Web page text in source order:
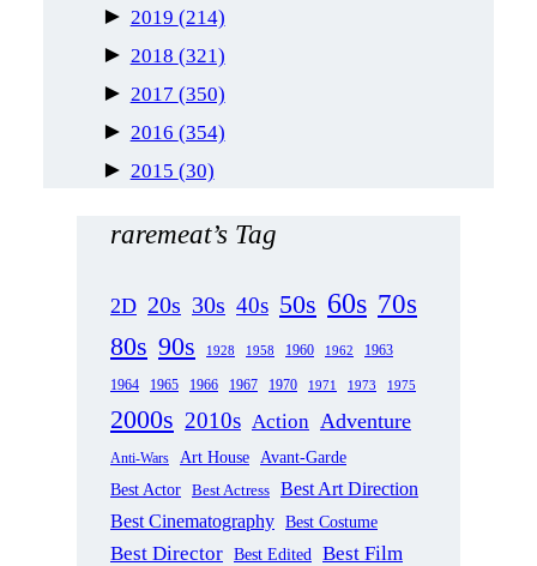
► 2019 (214)
► 2018 (321)
► 2017 (350)
► 2016 (354)
► 2015 (30)
raremeat’s Tag
2D 20s 30s 40s 50s 60s 70s
80s 90s 1928 1958 1960 1962 1963
1964 1965 1966 1967 1970 1971 1973 1975
2000s 2010s Action Adventure
Anti-Wars Art House
Avant-Garde
Best Actor Best Actress Best Art Direction
Best Cinematography Best Costume
Best Director Best Edited Best Film